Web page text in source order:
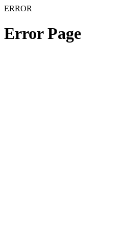
ERROR
Error Page